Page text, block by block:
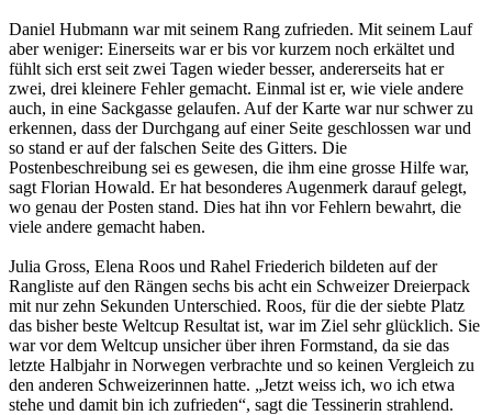
Daniel Hubmann war mit seinem Rang zufrieden. Mit seinem Lauf
aber weniger: Einerseits war er bis vor kurzem noch erkältet und
fühlt sich erst seit zwei Tagen wieder besser, andererseits hat er
zwei, drei kleinere Fehler gemacht. Einmal ist er, wie viele andere
auch, in eine Sackgasse gelaufen. Auf der Karte war nur schwer zu
erkennen, dass der Durchgang auf einer Seite geschlossen war und
so stand er auf der falschen Seite des Gitters. Die
Postenbeschreibung sei es gewesen, die ihm eine grosse Hilfe war,
sagt Florian Howald. Er hat besonderes Augenmerk darauf gelegt,
wo genau der Posten stand. Dies hat ihn vor Fehlern bewahrt, die
viele andere gemacht haben.
Julia Gross, Elena Roos und Rahel Friederich bildeten auf der
Rangliste auf den Rängen sechs bis acht ein Schweizer Dreierpack
mit nur zehn Sekunden Unterschied. Roos, für die der siebte Platz
das bisher beste Weltcup Resultat ist, war im Ziel sehr glücklich. Sie
war vor dem Weltcup unsicher über ihren Formstand, da sie das
letzte Halbjahr in Norwegen verbrachte und so keinen Vergleich zu
den anderen Schweizerinnen hatte. „Jetzt weiss ich, wo ich etwa
stehe und damit bin ich zufrieden“, sagt die Tessinerin strahlend.